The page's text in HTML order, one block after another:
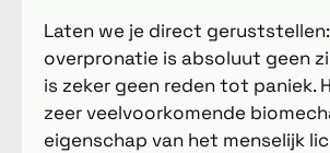
Laten we je direct geruststellen:
overpronatie is absoluut geen
is zeker geen reden tot paniek.
zeer veelvoorkomende
eigenschap van het menselijk